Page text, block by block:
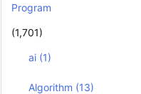
Program
(1,701)
ai (1)
Algorithm (13)